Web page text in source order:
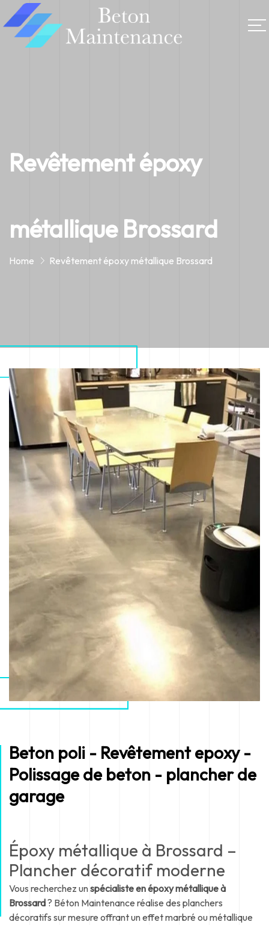
Revêtement époxy
métallique Brossard
Home Revêtement époxy métallique Brossard
Beton poli - Revêtement epoxy -
Polissage de beton - plancher de
garage
Époxy métallique à Brossard –
Plancher décoratif moderne
Vous recherchez unspécialiste en époxy métallique à
Brossard? Béton Maintenance réalise des planchers
décoratifs sur mesure offrant un effet marbré ou métallique